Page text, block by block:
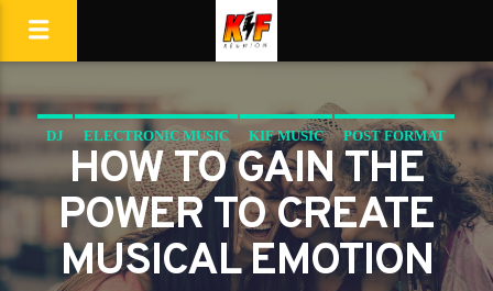
DJ ELECTRONIC MUSIC KIF MUSIC POST FORMAT
HOW TO GAIN THE
POWER TO CREATE
MUSICAL EMOTION